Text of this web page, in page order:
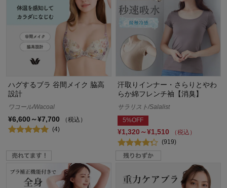
ハグするブラ 谷間メイク 脇高
設計
ワコール/Wacoal
¥6,600～¥7,700
（税込）
(4)
汗取りインナー・さらりとやわ
らか綿フレンチ袖【消臭】
サラリスト/Salalist
5%OFF
¥1,320～¥1,510
（税込）
(919)